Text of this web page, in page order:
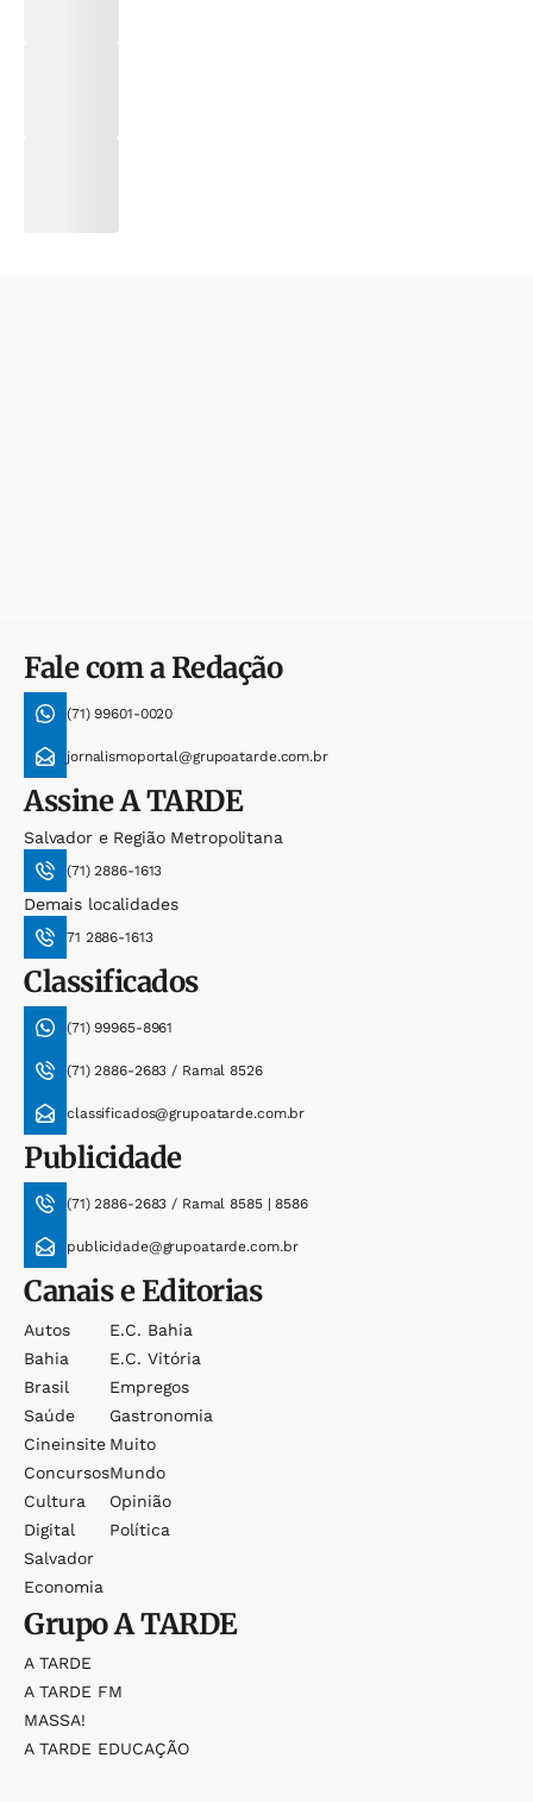
Fale com a Redação
(71) 99601-0020
jornalismoportal@grupoatarde.com.br
AssineA TARDE
Salvador e Região Metropolitana
(71) 2886-1613
Demais localidades
71 2886-1613
Classificados
(71) 99965-8961
(71) 2886-2683 / Ramal 8526
classificados@grupoatarde.com.br
Publicidade
(71) 2886-2683 / Ramal 8585 | 8586
publicidade@grupoatarde.com.br
Canais e Editorias
Autos
Bahia
Brasil
Saúde
Cineinsite
Concursos
Cultura
Digital
Salvador
Economia
E.c. Bahia
E.c. Vitória
Empregos
Gastronomia
Muito
Mundo
Opinião
Política
GrupoA TARDE
A TARDE
A TARDE FM
MASSA!
A TARDE EDUCAÇÃO